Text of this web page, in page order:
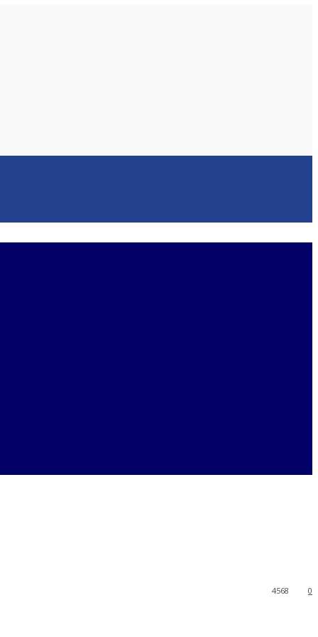
0
4568